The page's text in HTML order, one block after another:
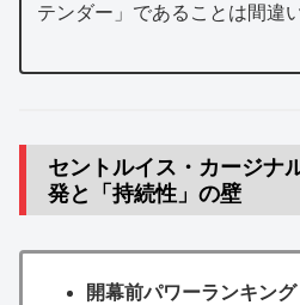
テンダー」であることは間違
セントルイス・カージナ
発と「持続性」の壁
開幕前パワーランキング